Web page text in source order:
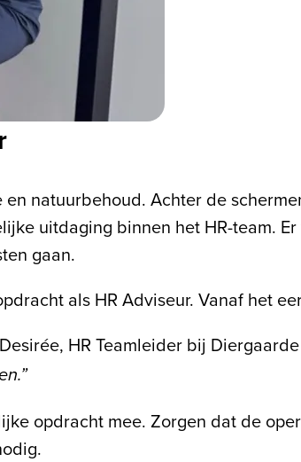
natuurbehoud. Achter de
uitdaging binnen het HR-team.
gaan.
als HR Adviseur. Vanaf het
HR Teamleider bij
opdracht mee. Zorgen dat de